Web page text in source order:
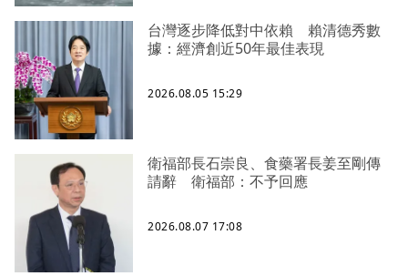
台灣逐步降低對中依賴 賴清德秀數
據：經濟創近50年最佳表現
2026.08.05 15:29
衛福部長石崇良、食藥署長姜至剛傳
請辭 衛福部：不予回應
2026.08.07 17:08